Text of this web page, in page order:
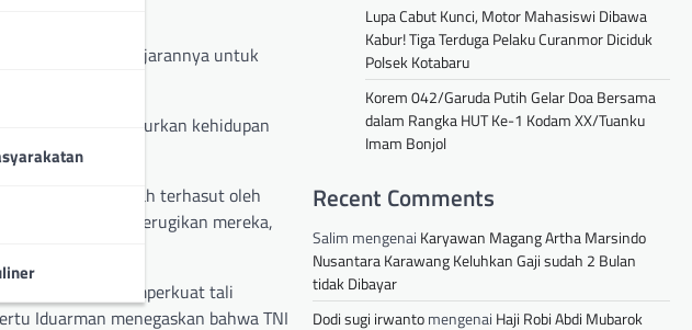
mengingatkan jajarannya untuk
bisa menghancurkan kehidupan
warga tidak mudah terhasut oleh
isu yang bisa merugikan mereka,
dapat memperkuat tali
Iduarman menegaskan bahwa TNI
Lupa Cabut Kunci, Motor Mahasiswi Dibawa
Kabur! Tiga Terduga Pelaku Curanmor Diciduk
Polsek Kotabaru
Korem 042/Garuda Putih Gelar Doa Bersama
dalam Rangka HUT Ke-1 Kodam XX/Tuanku
Imam Bonjol
Recent Comments
Salim mengenai Karyawan Magang Artha Marsindo
Nusantara Karawang Keluhkan Gaji sudah 2 Bulan
tidak Dibayar
Dodi sugi irwantomengenai Haji Robi Abdi Mubarok